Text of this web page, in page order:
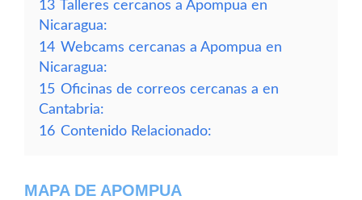
13 Talleres cercanos a Apompua en
Nicaragua:
14 Webcams cercanas a Apompua en
Nicaragua:
15 Oficinas de correos cercanas a en
Cantabria:
16 Contenido Relacionado:
MAPA DE APOMPUA